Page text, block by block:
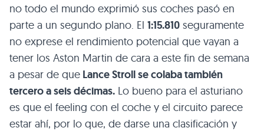
no todo el mundo exprimió sus coches pasó en
parte a un segundo plano. El 1:15.810 seguramente
no exprese el rendimiento potencial que vayan a
tener los Aston Martin de cara a este fin de semana
a pesar de que Lance Stroll se colaba también
tercero a seis décimas. Lo bueno para el asturiano
es que el feeling con el coche y el circuito parece
estar ahí, por lo que, de darse una clasificación y